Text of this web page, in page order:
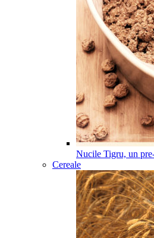
Nucile Tigru, un
Cereale